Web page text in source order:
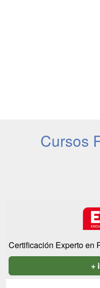
Cursos
Certificación Experto en
+